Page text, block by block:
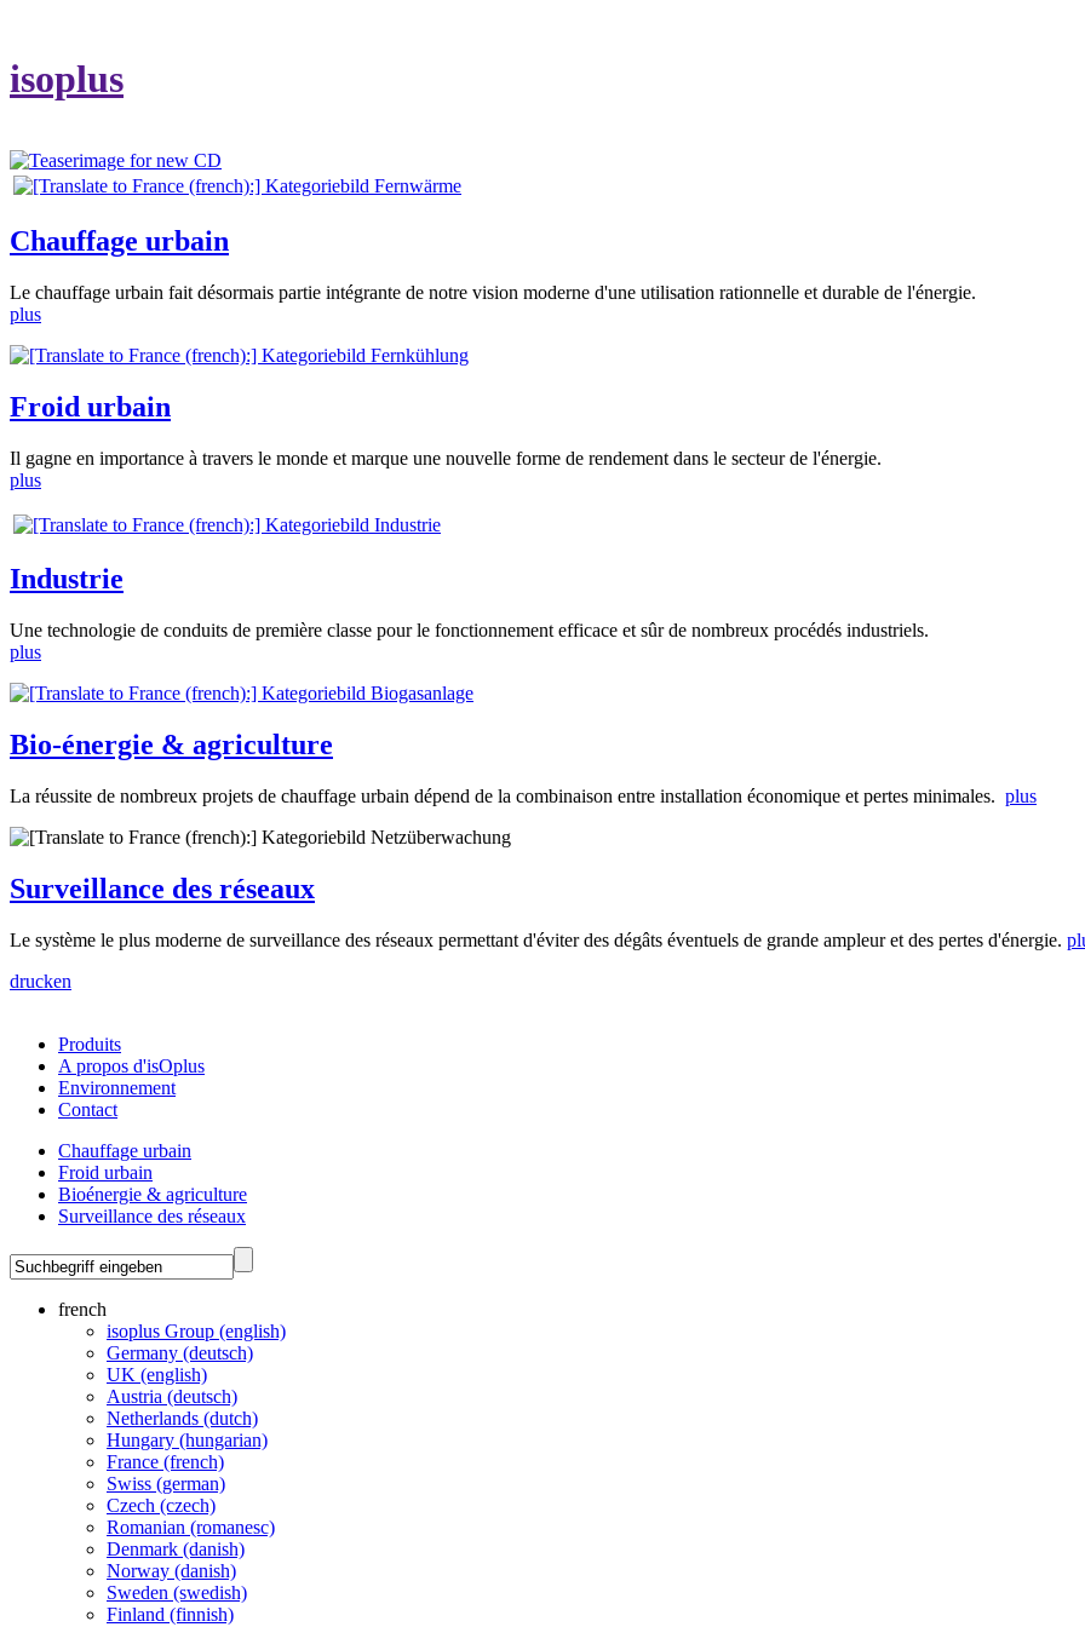
isoplus
Chauffage urbain
Le chauffage urbain fait désormais partie intégrante de notre vision moderne d'une utilisation rationnelle et durable de l'énergie.
plus
Froid urbain
Il gagne en importance à travers le monde et marque une nouvelle forme de rendement dans le secteur de l'énergie.
plus
Industrie
Une technologie de conduits de première classe pour le fonctionnement efficace et sûr de nombreux procédés industriels.
plus
Bio-énergie & agriculture
La réussite de nombreux projets de chauffage urbain dépend de la combinaison entre installation économique et pertes minimales. plus
Surveillance des réseaux
Le système le plus moderne de surveillance des réseaux permettant d'éviter des dégâts éventuels de grande ampleur et des pertes d'énergie.
drucken
Produits
A propos d'isOplus
Environnement
Contact
Chauffage urbain
Froid urbain
Bioénergie & agriculture
Surveillance des réseaux
french
isoplus Group (english)
Germany (deutsch)
UK (english)
Austria (deutsch)
Netherlands (dutch)
Hungary (hungarian)
France (french)
Swiss (german)
Czech (czech)
Romanian (romanesc)
Denmark (danish)
Norway (danish)
Sweden (swedish)
Finland (finnish)